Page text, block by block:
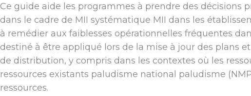
Ce guide aide les programmes à prendre des
dans le cadre de MII systématique MII dans les
à remédier aux faiblesses opérationnelles fréquentes
destiné à être appliqué lors de la mise à jour des plans
de distribution, y compris dans les contextes où les
ressources existants paludisme national paludisme
ressources.